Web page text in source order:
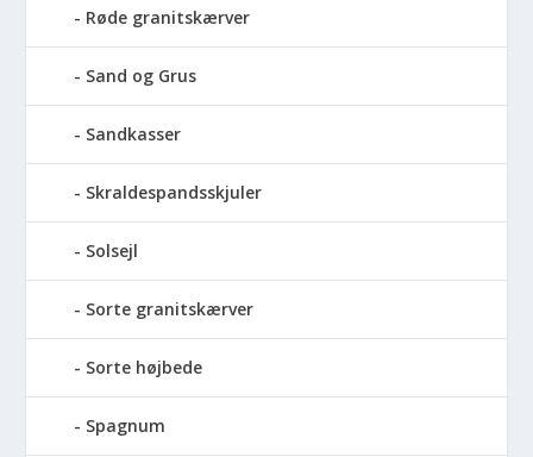
Røde granitskærver
Sand og Grus
Sandkasser
Skraldespandsskjuler
Solsejl
Sorte granitskærver
Sorte højbede
Spagnum